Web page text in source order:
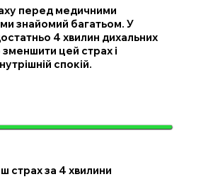
перед медичними
знайомий багатьом. У
4 хвилин дихальних
цей страх і
спокій.
страх за 4 хвилини